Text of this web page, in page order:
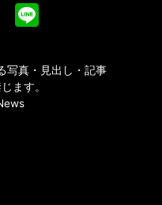
写真・見出し・記事
ます。